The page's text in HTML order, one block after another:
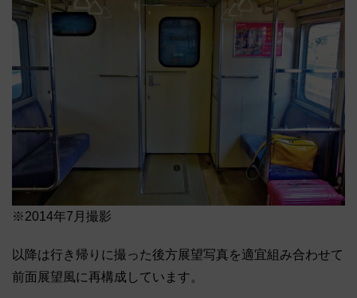
※2014年7月撮影
以降は行き帰りに撮った後方展望写真を適宜組み合わせて
前面展望風に再構成しています。